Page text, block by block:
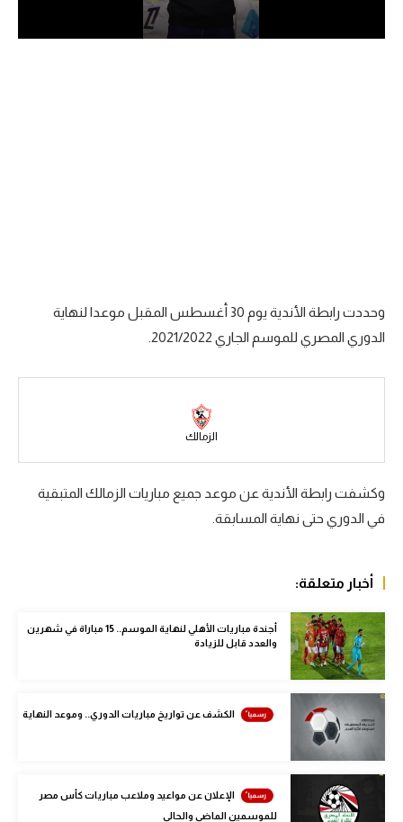
سعودي في الجول
الدوري الإنجليزي
رياضات أخرى
كرة السلة الأمريكية
كرة سلة
كرة يد
كرة طائرة
الوطن العربي
رياضة نسائية
وحددت رابطة الأندية يوم 30 أغسطس المقبل موعدا لنهاية
الدوري المصري للموسم الجاري 2021/2022.
الزمالك
وكشفت رابطة الأندية عن موعد جميع مباريات الزمالك المتبقية
في الدوري حتى نهاية المسابقة.
أخبار متعلقة:
أجندة مباريات الأهلي لنهاية الموسم.. 15 مباراة في شهرين
والعدد قابل للزيادة
الكشف عن تواريخ مباريات الدوري.. وموعد النهاية
الإعلان عن مواعيد وملاعب مباريات كأس مصر
للموسمين الماضي والحالي